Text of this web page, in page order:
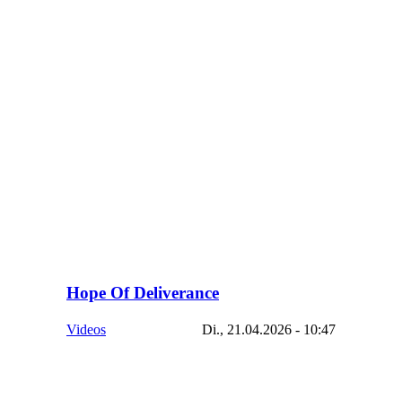
Hope Of Deliverance
Videos Di., 21.04.2026 - 10:47